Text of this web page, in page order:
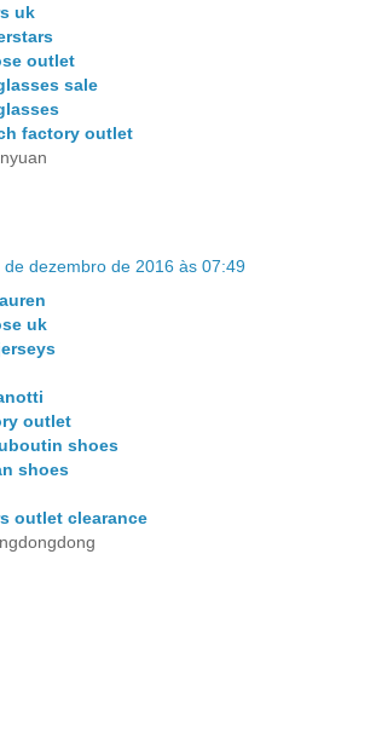
uk
outlet
sale
factory outlet
de dezembro de 2016 às 07:49
uk
outlet
shoes
shoes
outlet clearance